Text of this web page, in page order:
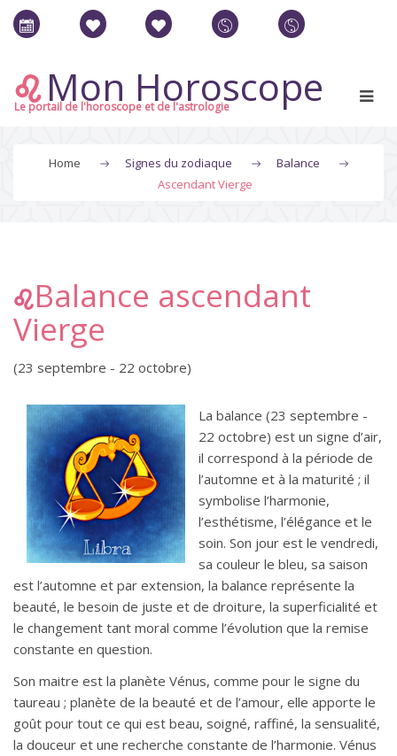
Mon Horoscope
Le portail de l'horoscope et de l'astrologie
Home Signes du zodiaque
Balance
Ascendant Vierge
Balance ascendant
Vierge
(23 septembre - 22 octobre)
La balance (23 septembre -
22 octobre) est un signe d’air,
il correspond à la période de
l’automne et à la maturité ; il
symbolise l’harmonie,
l’esthétisme, l’élégance et le
soin. Son jour est le vendredi,
sa couleur le bleu, sa saison
est l’automne et par extension, la balance représente la
beauté, le besoin de juste et de droiture, la superficialité et
le changement tant moral comme l’évolution que la remise
constante en question.
Son maitre est la planète Vénus, comme pour le signe du
taureau ; planète de la beauté et de l’amour, elle apporte le
goût pour tout ce qui est beau, soigné, raffiné, la sensualité,
la douceur et une recherche constante de l’harmonie. Vénus